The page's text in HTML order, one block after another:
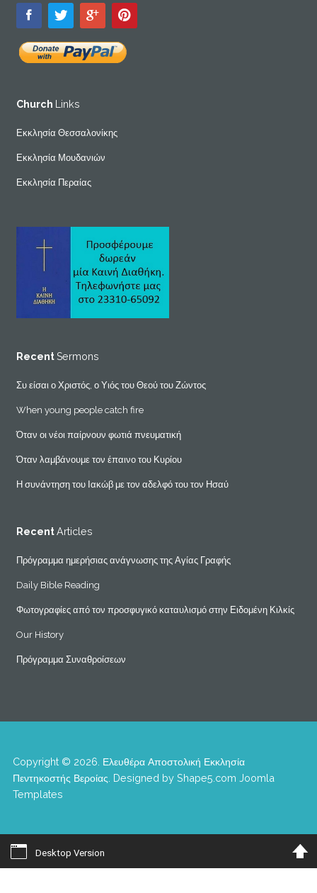
Church Links
Εκκλησία Θεσσαλονίκης
Εκκλησία Μουδανιών
Εκκλησία Περαίας
RecentSermons
Συ είσαι ο Χριστός, ο Υιός του Θεού του Ζώντος
When young people catch fire
Όταν οι νέοι παίρνουν φωτιά πνευματική
Όταν λαμβάνουμε τον έπαινο του Κυρίου
Η συνάντηση του Ιακώβ με τον αδελφό του τον Ησαύ
RecentArticles
Πρόγραμμα ημερήσιας ανάγνωσης της Αγίας Γραφής
Daily Bible Reading
Φωτογραφίες από τον προσφυγικό καταυλισμό στην Ειδομένη Κιλκίς
Our History
Πρόγραμμα Συναθροίσεων
Copyright © 2026. Ελευθέρα Αποστολική Εκκλησία
Πεντηκοστής Βεροίας. Designed by Shape5.com Joomla
Templates
Desktop Version